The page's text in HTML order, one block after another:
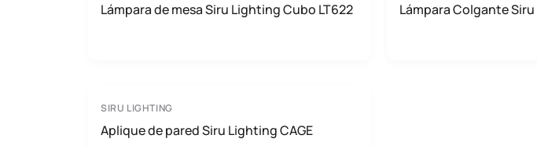
Lámpara de mesa Siru Lighting Cubo LT622 Lámpara Colgante
SIRU LIGHTING
Aplique de pared Siru Lighting CAGE